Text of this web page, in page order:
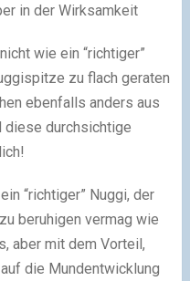
in der Wirksamkeit
wie ein “richtiger”
zu flach geraten
ebenfalls anders aus
diese durchsichtige
“richtiger” Nuggi, der
beruhigen vermag wie
aber mit dem Vorteil,
die Mundentwicklung